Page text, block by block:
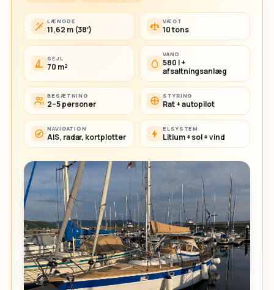
LÆNGDE
11,62 m (38′)
VÆGT
10 tons
SEJL
70 m²
VAND
580 l +
afsaltningsanlæg
BESÆTNING
2–5 personer
STYRING
Rat + autopilot
NAVIGATION
AIS, radar, kortplotter
ELSYSTEM
Litium + sol + vind